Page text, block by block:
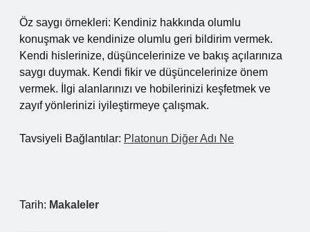
Öz saygı örnekleri: Kendiniz hakkında olumlu
konuşmak ve kendinize olumlu geri bildirim vermek.
Kendi hislerinize, düşüncelerinize ve bakış açılarınıza
saygı duymak. Kendi fikir ve düşüncelerinize önem
vermek. İlgi alanlarınızı ve hobilerinizi keşfetmek ve
zayıf yönlerinizi iyileştirmeye çalışmak.
Tavsiyeli Bağlantılar: Platonun Diğer Adı Ne
Tarih: Makaleler